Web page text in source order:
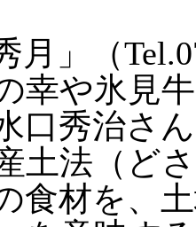
」（
幸や氷見
口秀治さ
土法（ど
食材を、